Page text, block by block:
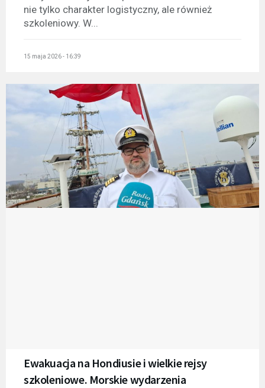
nie tylko charakter logistyczny, ale również
szkoleniowy. W...
15 maja 2026 - 16:39
Ewakuacja na Hondiusie i wielkie rejsy
szkoleniowe. Morskie wydarzenia